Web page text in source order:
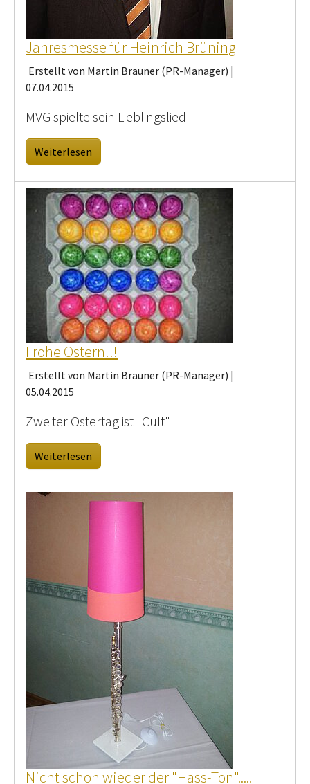
Jahresmesse für Heinrich Brüning
Erstellt von Martin Brauner (PR-Manager) |
07.04.2015
MVG spielte sein Lieblingslied
Weiterlesen
Frohe Ostern!!!
Erstellt von Martin Brauner (PR-Manager) |
05.04.2015
Zweiter Ostertag ist "Cult"
Weiterlesen
Nicht schon wieder der "Hass-Ton".....